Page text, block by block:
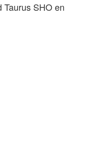
SHO en